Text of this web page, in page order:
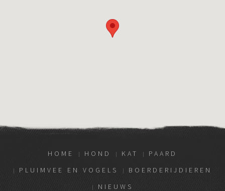
HOME HOND KAT
PAARD
PLUIMVEE EN VOGELS
BOERDERIJDIEREN
NIEUWS